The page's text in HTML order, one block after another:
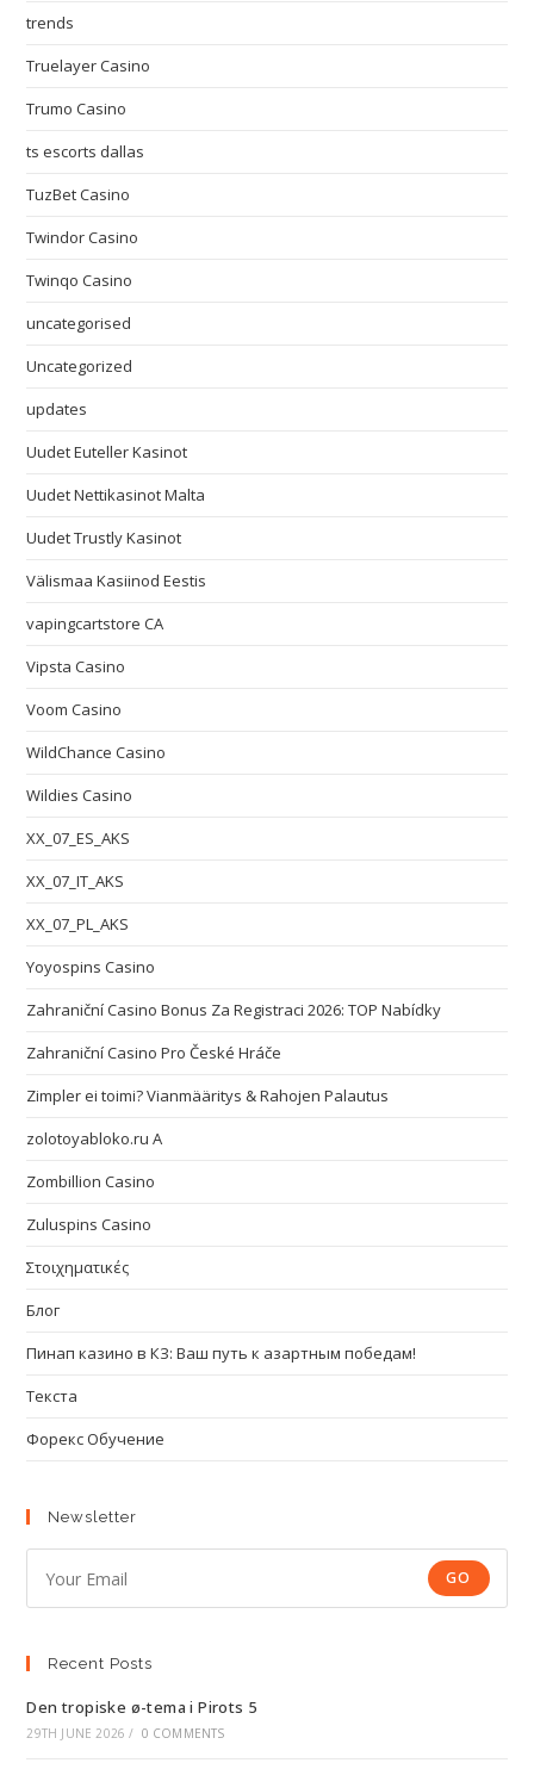
trends
Truelayer Casino
Trumo Casino
ts escorts dallas
TuzBet Casino
Twindor Casino
Twinqo Casino
uncategorised
Uncategorized
updates
Uudet Euteller Kasinot
Uudet Nettikasinot Malta
Uudet Trustly Kasinot
Välismaa Kasiinod Eestis
vapingcartstore CA
Vipsta Casino
Voom Casino
WildChance Casino
Wildies Casino
XX_07_ES_AKS
XX_07_IT_AKS
XX_07_PL_AKS
Yoyospins Casino
Zahraniční Casino Bonus Za Registraci 2026: TOP Nabídky
Zahraniční Casino Pro České Hráče
Zimpler ei toimi? Vianmääritys & Rahojen Palautus
zolotoyabloko.ru A
Zombillion Casino
Zuluspins Casino
Στοιχηματικές
Блог
Пинап казино в КЗ: Ваш путь к азартным победам!
Текста
Форекс Обучение
Newsletter
GO
Recent Posts
Den tropiske ø-tema i Pirots 5
29TH JUNE 2026 / 0 COMMENTS